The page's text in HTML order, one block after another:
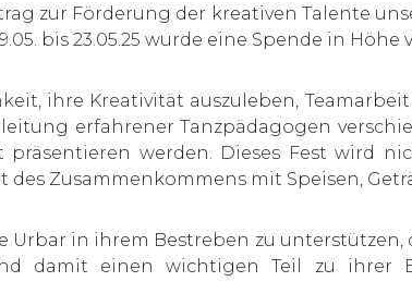
zur Förderung der kreativen Talente
bis 23.05.25 wurde eine Spende in Höhe
ihre Kreativität auszuleben,
erfahrener Tanzpädagogen
werden. Dieses Fest wird
Zusammenkommens mit Speisen,
Urbar in ihrem Bestreben zu unterstützen,
damit einen wichtigen Teil zu ihrer